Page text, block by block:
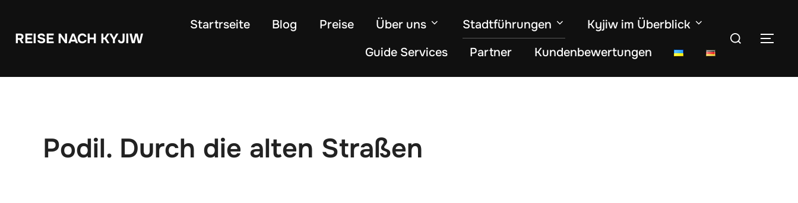
InhaltREISE NACH KYJIW
Startrseite Blog Preise Über uns Stadtführungen
Kyjiw im Überblick
Guide Services
Partner Kundenbewertungen
Suchen
Podil. Durch die alten Straßen